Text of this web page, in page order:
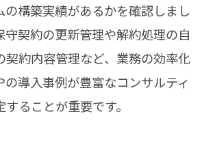
の構築実績があるかを確認しまし
守契約の更新管理や解約処理の自
契約内容管理など、業務の効率化
の導入事例が豊富なコンサルティ
ることが重要です。